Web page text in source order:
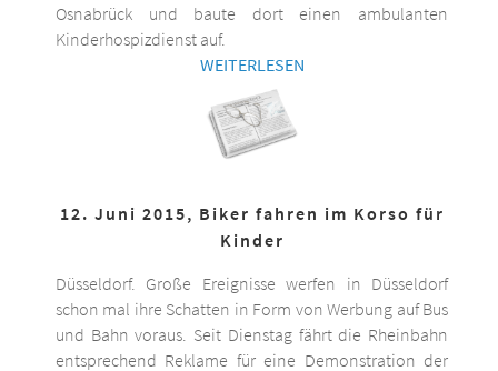
Osnabrück und baute dort einen ambulanten
Kinderhospizdienst auf.
WEITERLESEN
12. Juni 2015, Biker fahren im Korso für
Kinder
Düsseldorf. Große Ereignisse werfen in Düsseldorf
schon mal ihre Schatten in Form von Werbung auf Bus
und Bahn voraus. Seit Dienstag fährt die Rheinbahn
entsprechend Reklame für eine Demonstration der